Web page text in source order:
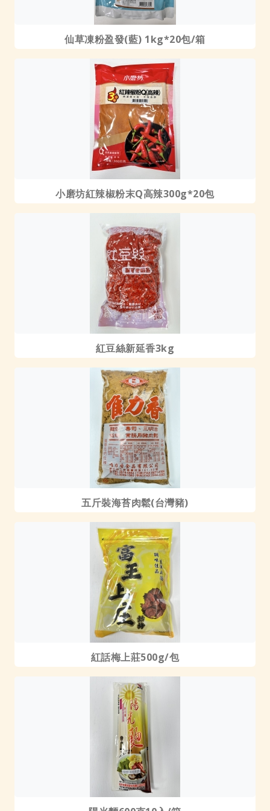
仙草凍粉盈發(藍) 1kg*20包/箱
小磨坊紅辣椒粉末Q高辣300g*20包
紅豆絲新延香3kg
五斤裝海苔肉鬆(台灣豬)
紅話梅上莊500g/包